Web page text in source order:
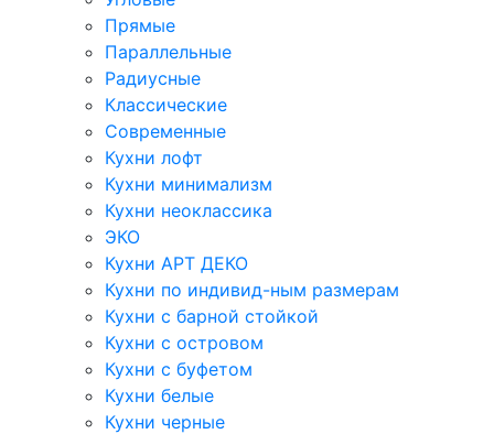
Прямые
Параллельные
Радиусные
Классические
Современные
Кухни лофт
Кухни минимализм
Кухни неоклассика
ЭКО
Кухни АРТ ДЕКО
Кухни по индивид-ным размерам
Кухни с барной стойкой
Кухни с островом
Кухни с буфетом
Кухни белые
Кухни черные